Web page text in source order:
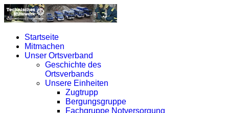
Startseite
Mitmachen
Unser Ortsverband
Geschichte des
Ortsverbands
Unsere Einheiten
Zugtrupp
Bergungsgruppe
Fachgruppe Notversorgung